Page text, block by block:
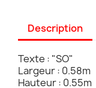
Description
Texte : "SO"
Largeur : 0.58m
Hauteur : 0.55m